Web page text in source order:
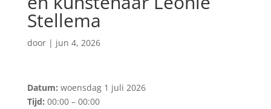
Stellema
door | jun 4, 2026
Datum: woensdag 1 juli 2026
Tijd: 00:00 – 00:00